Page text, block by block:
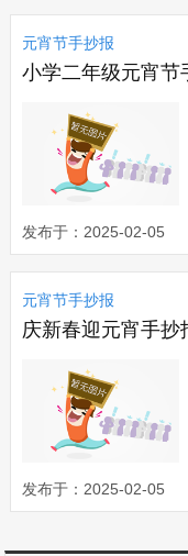
元宵节手抄报
发布于：2025-02-05
元宵节手抄报
发布于：2025-02-05